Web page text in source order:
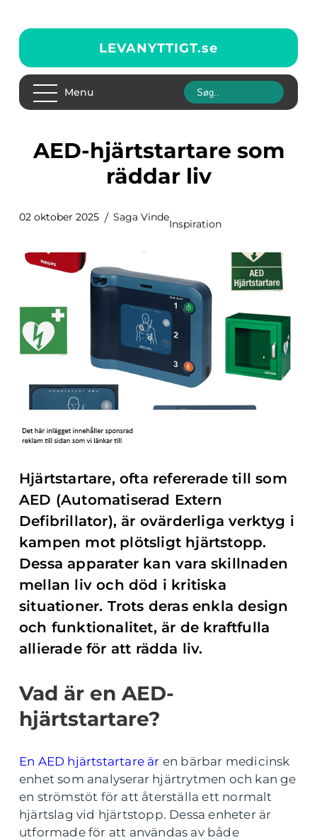
LEVANYTTIGT.se
Menu
AED-hjärtstartare som
räddar liv
02 oktober 2025 Saga Vinde
Inspiration
Hjärtstartare, ofta refererade till som
AED (Automatiserad Extern
Defibrillator), är ovärderliga verktyg i
kampen mot plötsligt hjärtstopp.
Dessa apparater kan vara skillnaden
mellan liv och död i kritiska
situationer. Trots deras enkla design
och funktionalitet, är de kraftfulla
allierade för att rädda liv.
Vad är en AED-
hjärtstartare?
En AED hjärtstartare är en bärbar medicinsk
enhet som analyserar hjärtrytmen och kan ge
en strömstöt för att återställa ett normalt
hjärtslag vid hjärtstopp. Dessa enheter är
utformade för att användas av både